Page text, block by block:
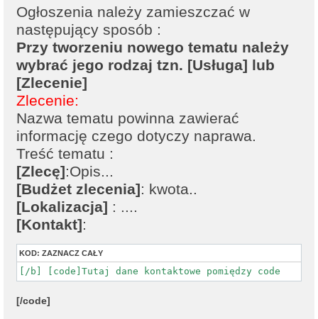
Ogłoszenia należy zamieszczać w
następujący sposób :
Przy tworzeniu nowego tematu należy
wybrać jego rodzaj tzn. [Usługa] lub
[Zlecenie]
Zlecenie:
Nazwa tematu powinna zawierać
informację czego dotyczy naprawa.
Treść tematu :
[Zlecę]:Opis...
[Budżet zlecenia]: kwota..
[Lokalizacja] : ....
[Kontakt]:
KOD: ZAZNACZ CAŁY
[/b] [code]Tutaj dane kontaktowe pomiędzy code
[/code]